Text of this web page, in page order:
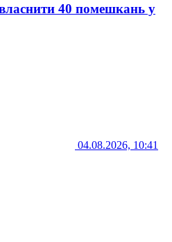
40 помешкань у
04.08.2026, 10:41